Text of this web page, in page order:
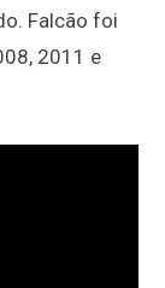
Falcão foi
2011 e